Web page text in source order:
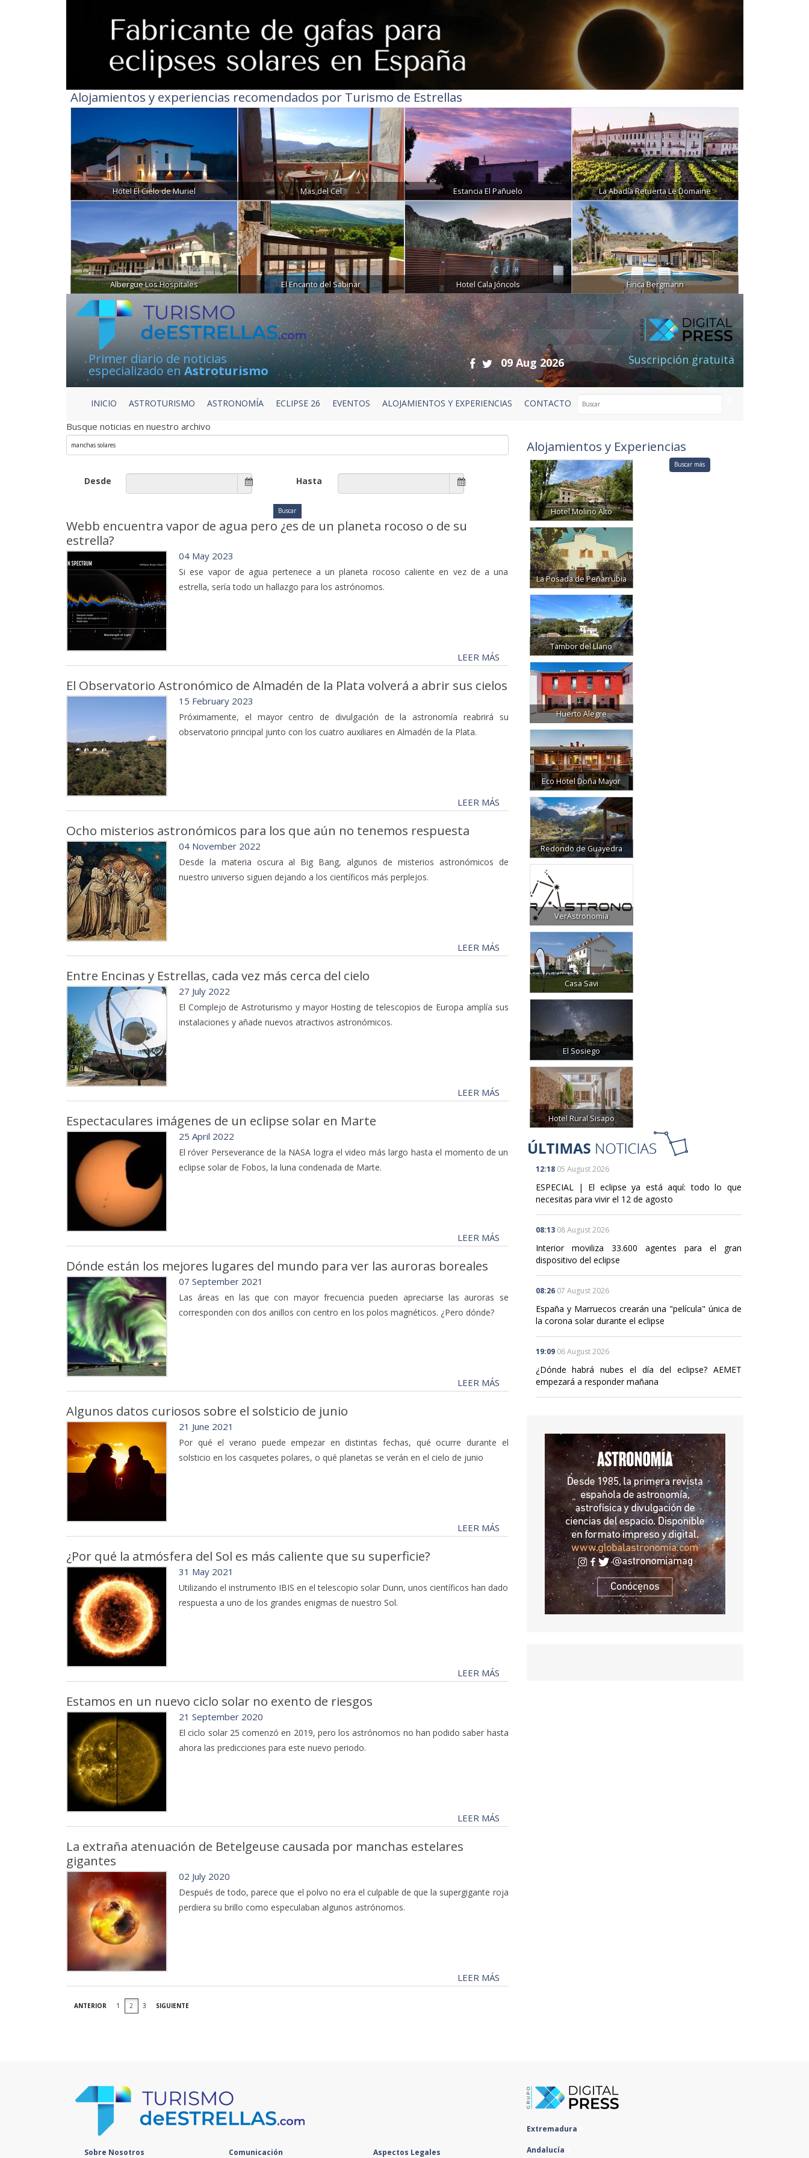
Alojamientos y experiencias recomendados por Turismo de Estrellas
Hotel El Cielo de Muriel Mas del Cel Estancia El Pañuelo La Abadía Retuerta Le Domaine
Albergue Los Hospitales El Encanto del Sabinar Hotel Cala Jóncols Finca Bergmann
Primer diario de noticias
especializado enAstroturismo
09 Aug 2026 Suscripción gratuita
INICIO ASTROTURISMO ASTRONOMÍA ECLIPSE 26 EVENTOS ALOJAMIENTOS Y EXPERIENCIAS CONTACTO
Busque noticias en nuestro archivo
Desde Hasta
Webb encuentra vapor de agua pero ¿es de un planeta rocoso o de su
estrella?
04 May 2023
Si ese vapor de agua pertenece a un planeta rocoso caliente en vez de a una
estrella, sería todo un hallazgo para los astrónomos.
LEER MÁS
El Observatorio Astronómico de Almadén de la Plata volverá a abrir sus cielos
15 February 2023
Próximamente, el mayor centro de divulgación de la astronomía reabrirá su
observatorio principal junto con los cuatro auxiliares en Almadén de la Plata.
LEER MÁS
Ocho misterios astronómicos para los que aún no tenemos respuesta
04 November 2022
Desde la materia oscura al Big Bang, algunos de misterios astronómicos de
nuestro universo siguen dejando a los científicos más perplejos.
LEER MÁS
Entre Encinas y Estrellas, cada vez más cerca del cielo
27 July 2022
El Complejo de Astroturismo y mayor Hosting de telescopios de Europa amplía sus
instalaciones y añade nuevos atractivos astronómicos.
LEER MÁS
Espectaculares imágenes de un eclipse solar en Marte
25 April 2022
El róver Perseverance de la NASA logra el video más largo hasta el momento de un
eclipse solar de Fobos, la luna condenada de Marte.
LEER MÁS
Dónde están los mejores lugares del mundo para ver las auroras boreales
07 September 2021
Las áreas en las que con mayor frecuencia pueden apreciarse las auroras se
corresponden con dos anillos con centro en los polos magnéticos. ¿Pero dónde?
LEER MÁS
Algunos datos curiosos sobre el solsticio de junio
21 June 2021
Por qué el verano puede empezar en distintas fechas, qué ocurre durante el
solsticio en los casquetes polares, o qué planetas se verán en el cielo de junio
LEER MÁS
¿Por qué la atmósfera del Sol es más caliente que su superficie?
31 May 2021
Utilizando el instrumento IBIS en el telescopio solar Dunn, unos científicos han dado
respuesta a uno de los grandes enigmas de nuestro Sol.
LEER MÁS
Estamos en un nuevo ciclo solar no exento de riesgos
21 September 2020
El ciclo solar 25 comenzó en 2019, pero los astrónomos no han podido saber hasta
ahora las predicciones para este nuevo periodo.
LEER MÁS
La extraña atenuación de Betelgeuse causada por manchas estelares
gigantes
02 July 2020
Después de todo, parece que el polvo no era el culpable de que la supergigante roja
perdiera su brillo como especulaban algunos astrónomos.
LEER MÁS
ANTERIOR 1 2 3 SIGUIENTE
Alojamientos y Experiencias
Hotel Molino Alto
La Posada de Peñarrubia
Tambor del Llano
Huerto Alegre
Eco Hotel Doña Mayor
Redondo de Guayedra
VerAstronomía
Casa Savi
El Sosiego
Hotel Rural Sisapo
Buscar más
12:18 05 August 2026
ESPECIAL | El eclipse ya está aquí: todo lo que
necesitas para vivir el 12 de agosto
08:13 08 August 2026
Interior moviliza 33.600 agentes para el gran
dispositivo del eclipse
08:26 07 August 2026
España y Marruecos crearán una "película" única de
la corona solar durante el eclipse
19:09 06 August 2026
¿Dónde habrá nubes el día del eclipse? AEMET
empezará a responder mañana
Sobre Nosotros Comunicación Aspectos Legales
Extremadura
Andalucía